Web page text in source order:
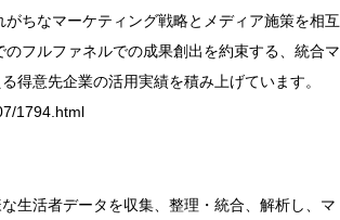
ちなマーケティング戦略とメディア施策を相互
フルファネルでの成果創出を約束する、統合マ
得意先企業の活用実績を積み上げています。
1794.html
生活者データを収集、整理・統合、解析し、マ